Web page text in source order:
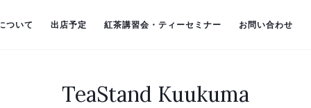
ついて 出店予定 紅茶講習会・ティーセミナー お問い合わせ
TeaStand Kuukuma